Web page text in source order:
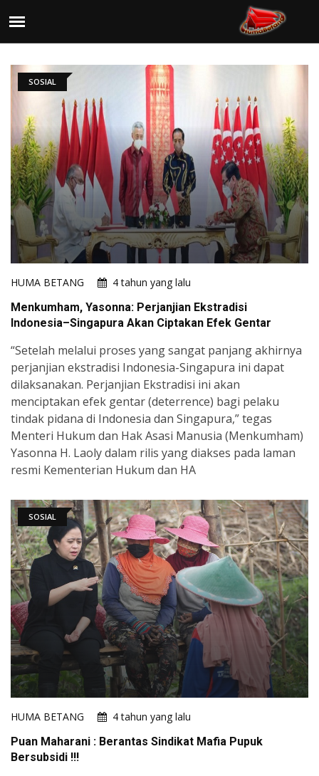
SOSIAL
HUMA BETANG
4 tahun yang lalu
Menkumham, Yasonna: Perjanjian Ekstradisi
Indonesia–Singapura Akan Ciptakan Efek Gentar
“Setelah melalui proses yang sangat panjang akhirnya
perjanjian ekstradisi Indonesia-Singapura ini dapat
dilaksanakan. Perjanjian Ekstradisi ini akan
menciptakan efek gentar (deterrence) bagi pelaku
tindak pidana di Indonesia dan Singapura,” tegas
Menteri Hukum dan Hak Asasi Manusia (Menkumham)
Yasonna H. Laoly dalam rilis yang diakses pada laman
resmi Kementerian Hukum dan HA
SOSIAL
HUMA BETANG
4 tahun yang lalu
Puan Maharani : Berantas Sindikat Mafia Pupuk
Bersubsidi !!!